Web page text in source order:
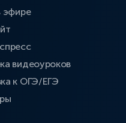
эфире
видеоуроков
к ОГЭ/ЕГЭ